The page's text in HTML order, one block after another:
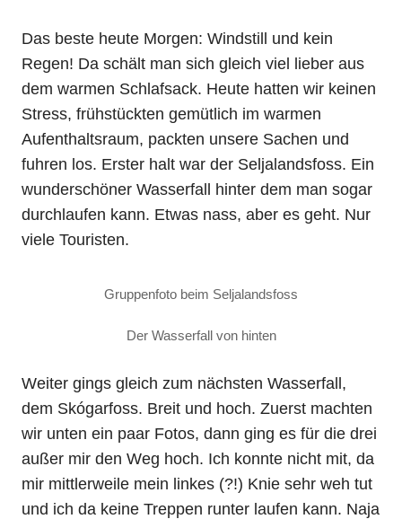
Das beste heute Morgen: Windstill und kein
Regen! Da schält man sich gleich viel lieber aus
dem warmen Schlafsack. Heute hatten wir keinen
Stress, frühstückten gemütlich im warmen
Aufenthaltsraum, packten unsere Sachen und
fuhren los. Erster halt war der Seljalandsfoss. Ein
wunderschöner Wasserfall hinter dem man sogar
durchlaufen kann. Etwas nass, aber es geht. Nur
viele Touristen.
Gruppenfoto beim Seljalandsfoss
Der Wasserfall von hinten
Weiter gings gleich zum nächsten Wasserfall,
dem Skógarfoss. Breit und hoch. Zuerst machten
wir unten ein paar Fotos, dann ging es für die drei
außer mir den Weg hoch. Ich konnte nicht mit, da
mir mittlerweile mein linkes (?!) Knie sehr weh tut
und ich da keine Treppen runter laufen kann. Naja